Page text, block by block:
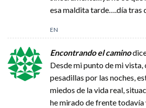
esa maldita tarde….día tras
EN
Encontrando el camino
Desde mi punto de mi vista,
pesadillas por las noches,
miedos de la vida real,
he mirado de frente todavía